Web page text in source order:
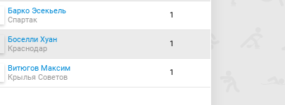
Барко Эсекьель
Спартак
1
Боселли Хуан
Краснодар
1
Витюгов Максим
Крылья Советов
1